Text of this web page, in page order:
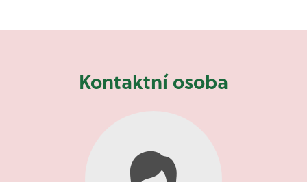
Kontaktní osoba